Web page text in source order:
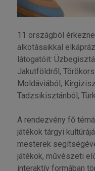
11 országból
alkotásaikkal
látogatóit:
Jakutföldről,
Moldáviából,
Tadzsikisztánból,
A rendezvény fő
játékok tárgyi
mesterek
játékok, művészeti
interaktív formában